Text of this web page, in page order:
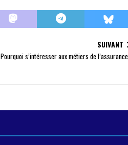
SUIVANT
Pourquoi s’intéresser aux métiers de